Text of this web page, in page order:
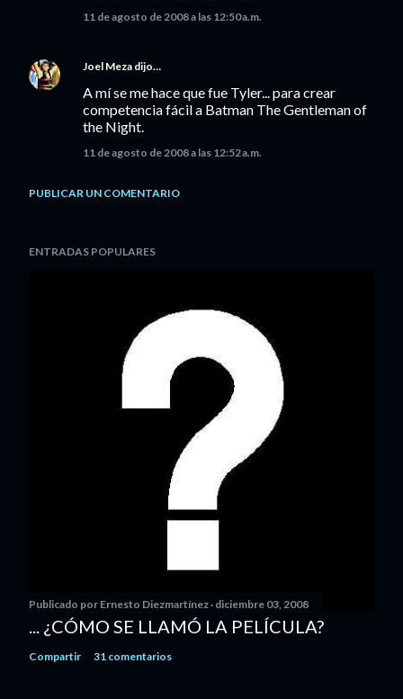
11 de agosto de 2008 a las 12:50 a.m.
Joel Meza dijo…
A mí se me hace que fue Tyler... para crear
competencia fácil a Batman The Gentleman of
the Night.
11 de agosto de 2008 a las 12:52 a.m.
PUBLICAR UN COMENTARIO
ENTRADAS POPULARES
Publicado por Ernesto Diezmartínez diciembre 03, 2008
... ¿CÓMO SE LLAMÓ LA PELÍCULA?
Compartir 31 comentarios